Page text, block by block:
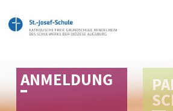
AN­­MEL­­DUNG